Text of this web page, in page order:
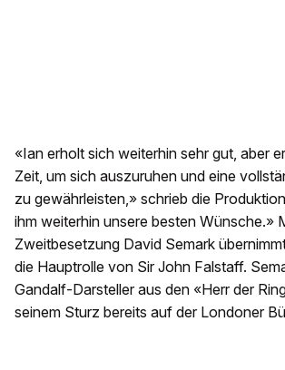
«Ian erholt sich weiterhin sehr gut, aber
Zeit, um sich auszuruhen und eine
zu gewährleisten,» schrieb die
ihm weiterhin unsere besten Wünsche.»
Zweitbesetzung David Semark
die Hauptrolle von Sir John Falstaff.
Gandalf-Darsteller aus den «Herr der
seinem Sturz bereits auf der Londoner